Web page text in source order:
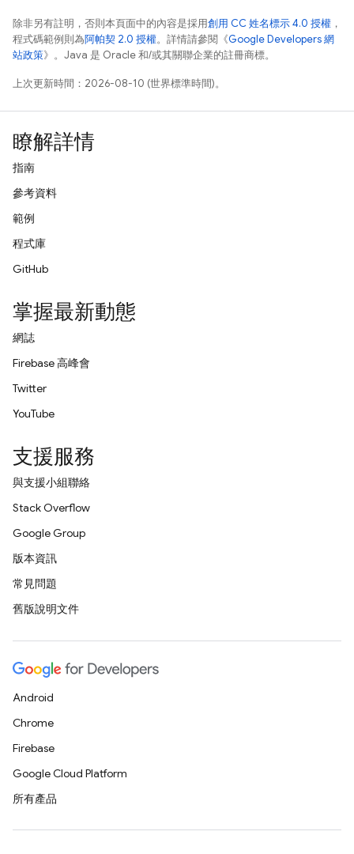
除非另有註明，否則本頁面中的內容是採用創用 CC 姓名標示 4.0 授權 ，
程式碼範例則為阿帕契 2.0 授權。詳情請參閱《Google Developers 網
站政策》。Java 是 Oracle 和/或其關聯企業的註冊商標。
上次更新時間：2026-08-10 (世界標準時間)。
瞭解詳情
指南
參考資料
範例
程式庫
GitHub
掌握最新動態
網誌
Firebase 高峰會
Twitter
YouTube
支援服務
與支援小組聯絡
Stack Overflow
Google Group
版本資訊
常見問題
舊版說明文件
Android
Chrome
Firebase
Google Cloud Platform
所有產品